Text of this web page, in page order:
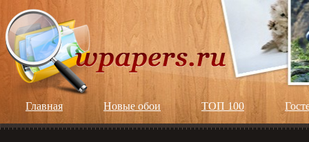
Главная Новые обои ТОП 100